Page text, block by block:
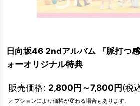
日向坂46 2ndアルバム 『脈打つ
ォーオリジナル特典
販売価格: 2,800円～7,800円(税
オプションにより価格が変わる場合もあります。